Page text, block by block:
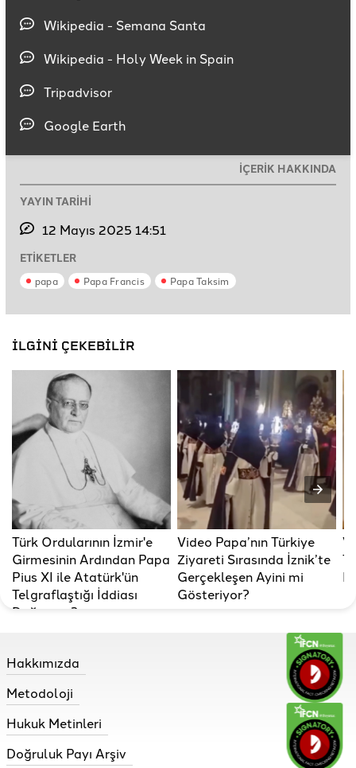
Wikipedia - Semana Santa
Wikipedia - Holy Week in Spain
Tripadvisor
Google Earth
İÇERİK HAKKINDA
YAYIN TARİHİ
12 Mayıs 2025 14:51
ETİKETLER
papa Papa Francis Papa Taksim
İLGİNİ ÇEKEBİLİR
Türk Ordularının İzmir'e
Girmesinin Ardından Papa
Pius XI ile Atatürk'ün
Telgraflaştığı İddiası
Doğru mu?
Video Papa’nın Türkiye
Ziyareti Sırasında İznik’te
Gerçekleşen Ayini mi
Gösteriyor?
Hakkımızda
Metodoloji
Hukuk Metinleri
Doğruluk Payı Arşiv